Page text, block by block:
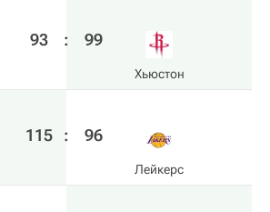
93 : 99
Хьюстон
115 : 96
Лейкерс